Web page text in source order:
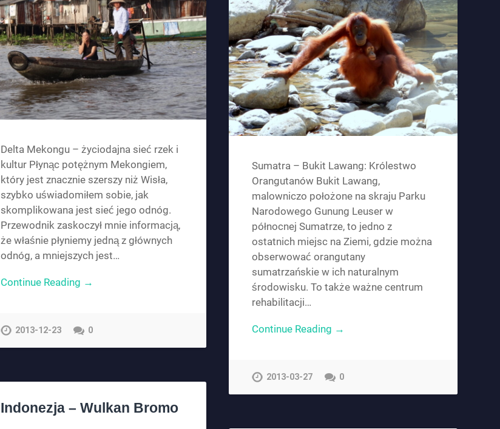
Delta Mekongu – życiodajna sieć rzek i
kultur Płynąc potężnym Mekongiem,
który jest znacznie szerszy niż Wisła,
szybko uświadomiłem sobie, jak
skomplikowana jest sieć jego odnóg.
Przewodnik zaskoczył mnie informacją,
że właśnie płyniemy jedną z głównych
odnóg, a mniejszych jest…
Continue Reading →
2013-12-23 0
Sumatra – Bukit Lawang: Królestwo
Orangutanów Bukit Lawang,
malowniczo położone na skraju Parku
Narodowego Gunung Leuser w
północnej Sumatrze, to jedno z
ostatnich miejsc na Ziemi, gdzie można
obserwować orangutany
sumatrzańskie w ich naturalnym
środowisku. To także ważne centrum
rehabilitacji…
Continue Reading →
2013-03-27 0
Indonezja – Wulkan Bromo